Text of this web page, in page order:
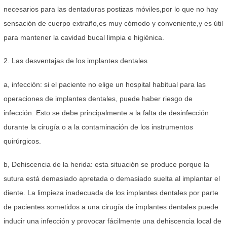
necesarios para las dentaduras postizas móviles,por lo que no hay
sensación de cuerpo extraño,es muy cómodo y conveniente,y es útil
para mantener la cavidad bucal limpia e higiénica.
2. Las desventajas de los implantes dentales
a, infección: si el paciente no elige un hospital habitual para las
operaciones de implantes dentales, puede haber riesgo de
infección. Esto se debe principalmente a la falta de desinfección
durante la cirugía o a la contaminación de los instrumentos
quirúrgicos.
b, Dehiscencia de la herida: esta situación se produce porque la
sutura está demasiado apretada o demasiado suelta al implantar el
diente. La limpieza inadecuada de los implantes dentales por parte
de pacientes sometidos a una cirugía de implantes dentales puede
inducir una infección y provocar fácilmente una dehiscencia local de